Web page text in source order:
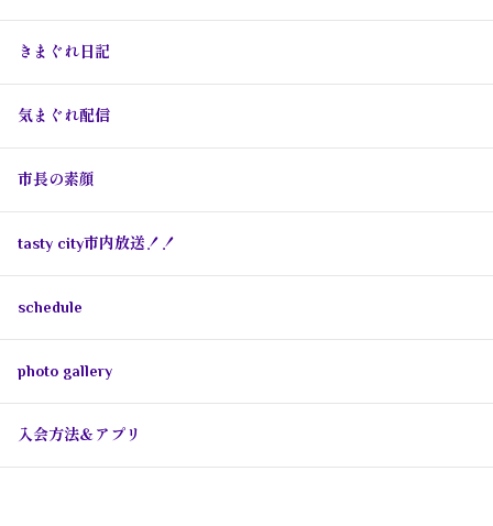
きまぐれ日記
気まぐれ配信
市長の素顔
tasty city市内放送！！
schedule
photo gallery
入会方法＆アプリ